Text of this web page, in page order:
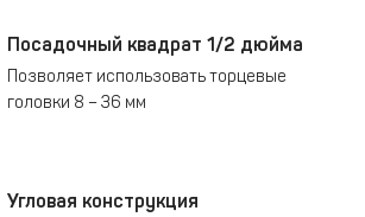
Посадочный квадрат 1/2 дюйма
Позволяет использовать торцевые
головки 8 – 36 мм
Угловая конструкция